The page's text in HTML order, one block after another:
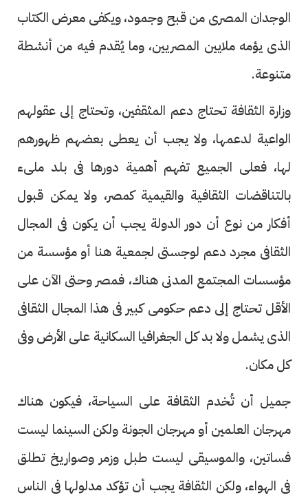
الوجدان المصرى من قبح وجمود، ويكفى معرض الكتاب
الذى يؤمه ملايين المصريين، وما يُقدم فيه من أنشطة
متنوعة.
وزارة الثقافة تحتاج دعم المثقفين، وتحتاج إلى عقولهم
الواعية لدعمها، ولا يجب أن يعطى بعضهم ظهورهم
لها، فعلى الجميع تفهم أهمية دورها فى بلد ملىء
بالتناقضات الثقافية والقيمية كمصر، ولا يمكن قبول
أفكار من نوع أن دور الدولة يجب أن يكون فى المجال
الثقافى مجرد دعم لوجستى لجمعية هنا أو مؤسسة من
مؤسسات المجتمع المدنى هناك، فمصر وحتى الآن على
الأقل تحتاج إلى دعم حكومى كبير فى هذا المجال الثقافى
الذى يشمل ولا بد كل الجغرافيا السكانية على الأرض وفى
كل مكان.
جميل أن تُخدم الثقافة على السياحة، فيكون هناك
مهرجان العلمين أو مهرجان الجونة ولكن السينما ليست
فساتين، والموسيقى ليست طبل وزمر وصواريخ تطلق
فى الهواء، ولكن الثقافة يجب أن تؤكد مدلولها فى الناس